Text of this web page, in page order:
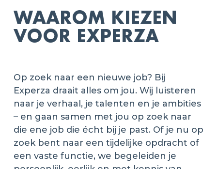
WAAROM KIEZEN
VOOR EXPERZA
Op zoek naar een nieuwe job? Bij
Experza draait alles om jou. Wij luisteren
naar je verhaal, je talenten en je ambities
– en gaan samen met jou op zoek naar
die ene job die écht bij je past. Of je nu op
zoek bent naar een tijdelijke opdracht of
een vaste functie, we begeleiden je